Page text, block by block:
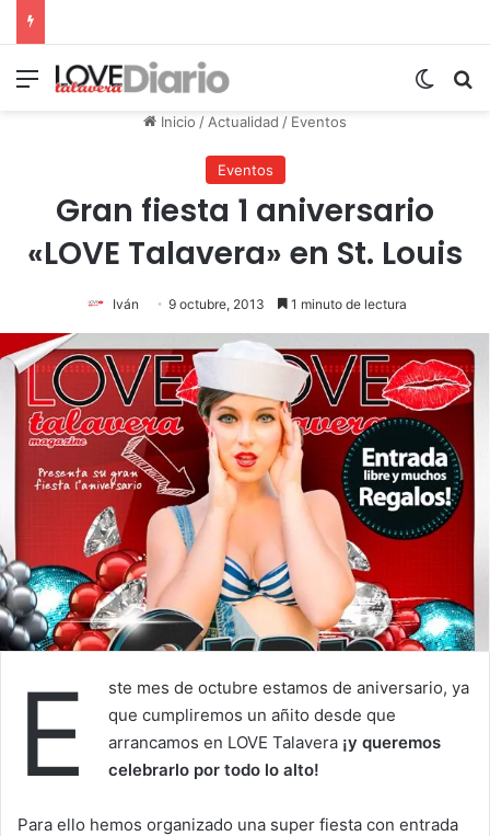
Menú
Inicio /Actualidad / Eventos
Eventos
Gran fiesta 1 aniversario
«LOVE Talavera» en St. Louis
Iván 9 octubre, 2013 1 minuto de lectura
E
ste mes de octubre estamos de aniversario, ya
que cumpliremos un añito desde que
arrancamos en LOVE Talavera ¡y queremos
celebrarlo por todo lo alto!
Para ello hemos organizado una super fiesta con entrada